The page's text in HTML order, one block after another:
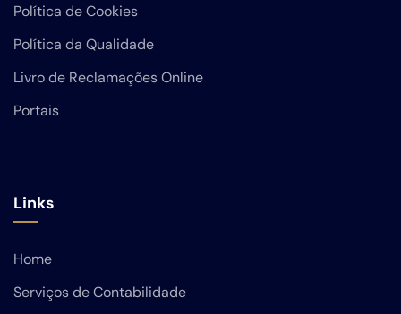
Política de Cookies
Política da Qualidade
Livro de Reclamações Online
Portais
Links
Home
Serviços de Contabilidade